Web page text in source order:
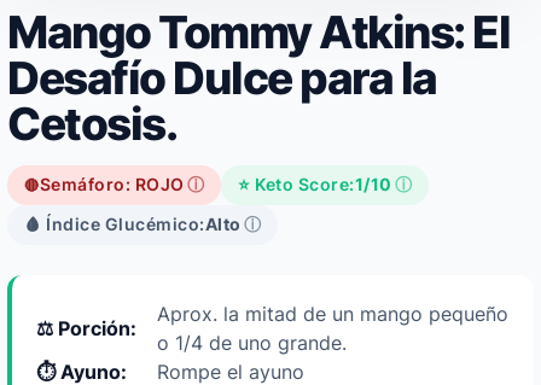
Mango Tommy Atkins: El
Desafío Dulce para la
Cetosis.
🔴Semáforo: ROJO ⓘ ⭐ Keto Score:1/10 ⓘ
🩸 Índice Glucémico:Alto ⓘ
⚖️ Porción:
Aprox. la mitad de un mango pequeño
o 1/4 de uno grande.
⏱️ Ayuno:
Rompe el ayuno